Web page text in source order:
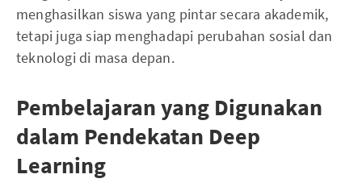
menghasilkan siswa yang pintar secara akademik,
tetapi juga siap menghadapi perubahan sosial dan
teknologi di masa depan.
Pembelajaran yang Digunakan
dalam Pendekatan Deep
Learning